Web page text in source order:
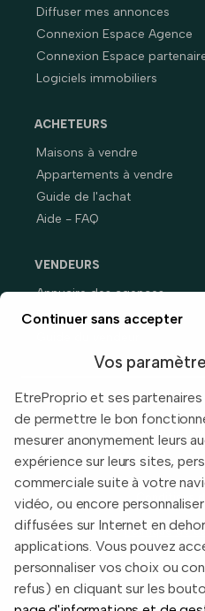
Diffuser mes annonces
Connexion Espace Agence
Connexion Espace
Logiciels immobiliers
ACHETEURS
Maisons à vendre
Appartements à vendre
Guide de l'achat
Aide - FAQ
VENDEURS
Annuaire des agences
Prix immobiliers en France
Conditions
Politique de
2026
Continuer sans accepter
Vos
EtreProprio et ses
de permettre le bon
mesurer anonymement leurs
expérience sur leurs sites,
commerciale suite à votre
vidéo, ou encore
diffusées sur Internet en
applications. Vous pouvez
personnaliser vos choix ou
refus) en cliquant sur les